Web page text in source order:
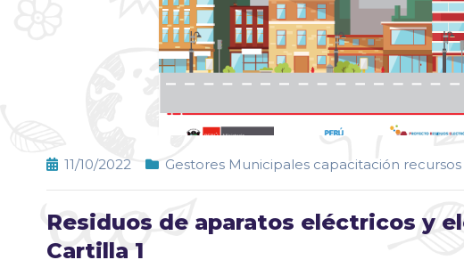
11/10/2022 Gestores Municipales capacitación recursos
Residuos de aparatos eléctricos y
Cartilla 1